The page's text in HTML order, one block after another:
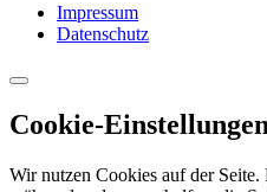
Impressum
Datenschutz
Cookie-Einstellungen
Wir nutzen Cookies auf der